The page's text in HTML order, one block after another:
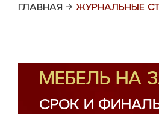
ГЛАВНАЯ → ЖУРНАЛЬНЫЕ
МЕБЕЛЬ НА
СРОК И